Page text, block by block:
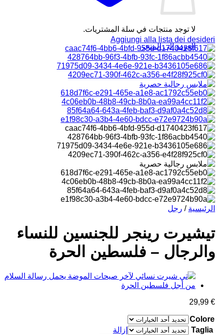
لا توجد منتجات في سلة المشتريات.
العودة إلى المتجر
Aggiungi alla lista dei desideri
الرئيسية / رجل
تيشيرت رينجر للجنسين للنساء
والرجال – فلسطين الحرة
29,99 €
Colore
Taglia
إزالة